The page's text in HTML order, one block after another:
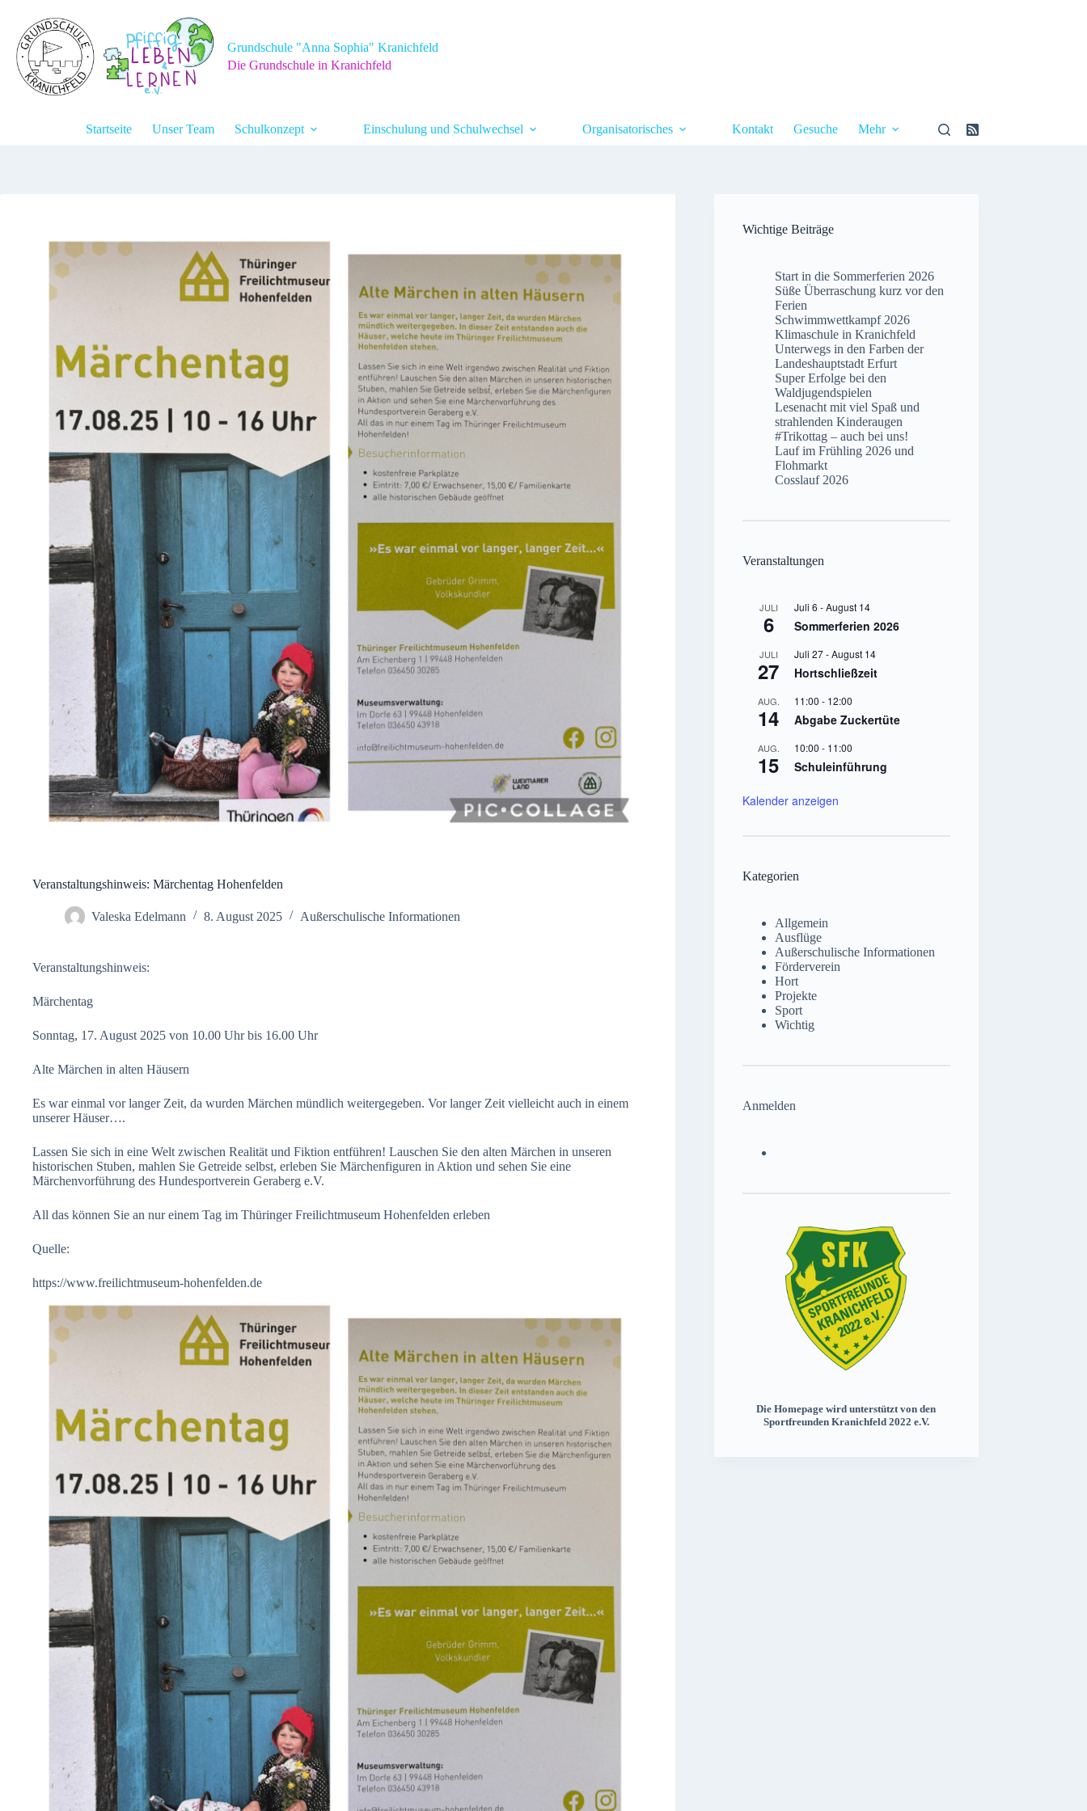
springen
Grundschule "Anna Sophia" Kranichfeld
Die Grundschule in Kranichfeld
Startseite Unser Team Schulkonzept Einschulung und Schulwechsel Organisatorisches Kontakt Gesuche Mehr
Veranstaltungshinweis: Märchentag Hohenfelden
Valeska Edelmann 8. August 2025 Außerschulische Informationen
Veranstaltungshinweis:
Märchentag
Sonntag, 17. August 2025 von 10.00 Uhr bis 16.00 Uhr
Alte Märchen in alten Häusern
Es war einmal vor langer Zeit, da wurden Märchen mündlich weitergegeben. Vor langer Zeit vielleicht auch in einem
unserer Häuser….
Lassen Sie sich in eine Welt zwischen Realität und Fiktion entführen! Lauschen Sie den alten Märchen in unseren
historischen Stuben, mahlen Sie Getreide selbst, erleben Sie Märchenfiguren in Aktion und sehen Sie eine
Märchenvorführung des Hundesportverein Geraberg e.V.
All das können Sie an nur einem Tag im Thüringer Freilichtmuseum Hohenfelden erleben
Quelle:
https://www.freilichtmuseum-hohenfelden.de
Wichtige Beiträge
Start in die Sommerferien 2026
Süße Überraschung kurz vor den
Ferien
Schwimmwettkampf 2026
Klimaschule in Kranichfeld
Unterwegs in den Farben der
Landeshauptstadt Erfurt
Super Erfolge bei den
Waldjugendspielen
Lesenacht mit viel Spaß und
strahlenden Kinderaugen
#Trikottag – auch bei uns!
Lauf im Frühling 2026 und
Flohmarkt
Cosslauf 2026
Veranstaltungen
JULI
6
Juli 6 -August 14
Sommerferien 2026
JULI
27
Juli 27-August 14
Hortschließzeit
AUG.
14
11:00 - 12:00
Abgabe Zuckertüte
AUG.
15
10:00 - 11:00
Schuleinführung
Kalender anzeigen
Kategorien
Allgemein
Ausflüge
Außerschulische Informationen
Förderverein
Hort
Projekte
Sport
Wichtig
Anmelden
Die Homepage wird unterstützt von den
Sportfreunden Kranichfeld 2022 e.V.